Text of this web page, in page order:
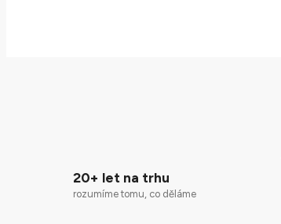
20+ let na trhu
rozumíme tomu, co děláme